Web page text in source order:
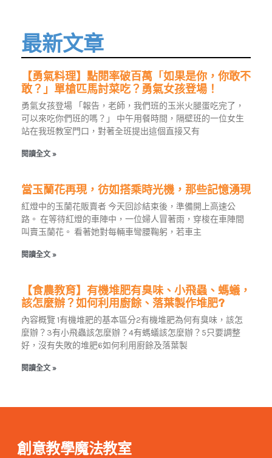
最新文章
【勇氣料理】點閱率破百萬「如果是你，你敢不
敢？」單槍匹馬討菜吃？勇氣女孩登場！
勇氣女孩登場 「報告，老師，我們班的玉米火腿蛋吃完了，
可以來吃你們班的嗎？」 中午用餐時間，隔壁班的一位女生
站在我班教室門口，對著全班提出這個直接又有
閱讀全文 »
當玉蘭花再現，彷如搭乘時光機，那些記憶湧現
紅燈中的玉蘭花販賣者 今天回診結束後，準備開上高速公
路。 在等待紅燈的車陣中，一位婦人冒著雨，穿梭在車陣間
叫賣玉蘭花。 看著她對每輛車彎腰鞠躬，若車主
閱讀全文 »
【食農教育】有機堆肥有臭味、小飛蟲、螞蟻，
該怎麼辦？如何利用廚餘、落葉製作堆肥?
內容概覽 1有機堆肥的基本區分2有機堆肥為何有臭味，該怎
麼辦？3有小飛蟲該怎麼辦？4有螞蟻該怎麼辦？5只要調整
好，沒有失敗的堆肥6如何利用廚餘及落葉製
閱讀全文 »
創意教學魔法教室